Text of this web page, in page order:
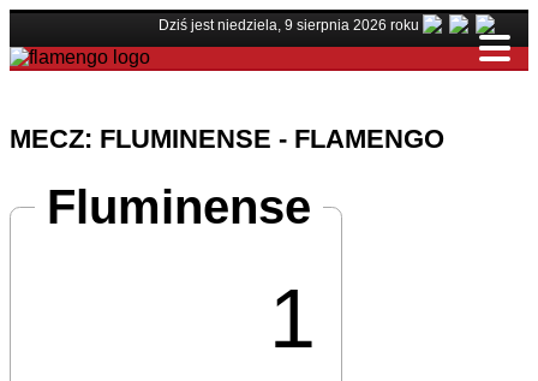
Dziś jest niedziela, 9 sierpnia 2026 roku
MECZ: FLUMINENSE - FLAMENGO
Fluminense
1